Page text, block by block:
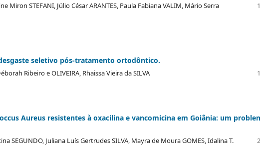
Miron STEFANI, Júlio César ARANTES, Paula Fabiana VALIM, Mário Serra
seletivo pós-tratamento ortodôntico.
Ribeiro e OLIVEIRA, Rhaissa Vieira da SILVA
Aureus resistentes à oxacilina e vancomicina em Goiânia: um
SEGUNDO, Juliana Luís Gertrudes SILVA, Mayra de Moura GOMES, Idalina T.